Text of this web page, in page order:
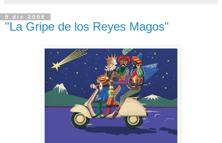
9 dic 2008
"La Gripe de los Reyes Magos"